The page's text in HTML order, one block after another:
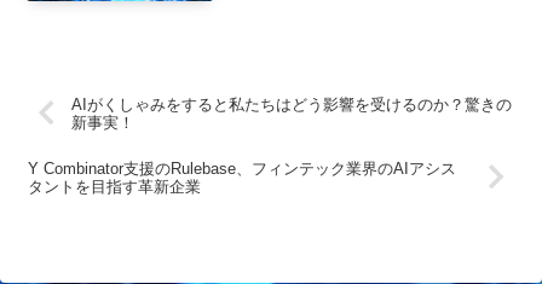
AIがくしゃみをすると私たちはどう影響を受けるのか？驚きの
新事実！
Y Combinator支援のRulebase、フィンテック業界のAIアシス
タントを目指す革新企業